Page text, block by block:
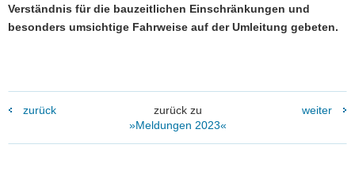
Verständnis für die bauzeitlichen Einschränkungen und
besonders umsichtige Fahrweise auf der Umleitung gebeten.
zurück
zurück zu
»Meldungen 2023«
weiter